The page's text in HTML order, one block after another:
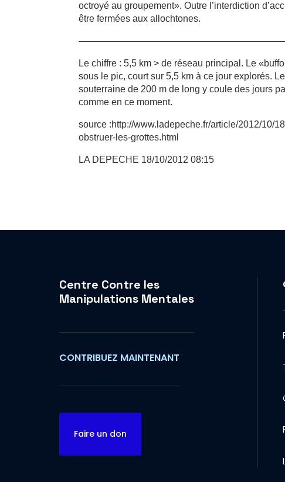
octroyé au groupement». Outre l’interdiction
être fermées aux allochtones.
Le chiffre : 5,5 km > de réseau principal. Le
sous le pic, court sur 5,5 km à ce jour explorés.
souterraine de 200 m de long y coule des jours
comme en ce moment.
source :http://www.ladepeche.fr/article/2012/10/
obstruer-les-grottes.html
LA DEPECHE 18/10/2012 08:15
Centre Contre les
Manipulations Mentales
CONTRIBUEZ MAINTENANT
Faire un don